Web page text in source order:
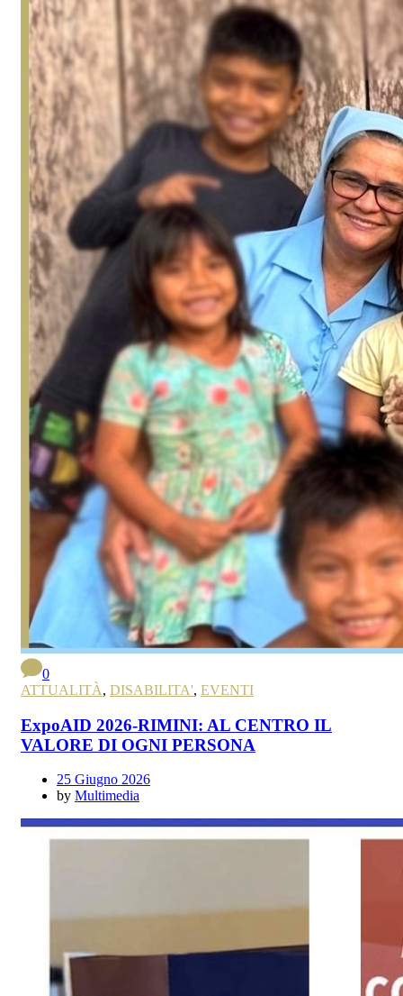
0
ATTUALITÀ, DISABILITA', EVENTI
ExpoAID 2026-RIMINI: AL CENTRO IL
VALORE DI OGNI PERSONA
25 Giugno 2026
by Multimedia